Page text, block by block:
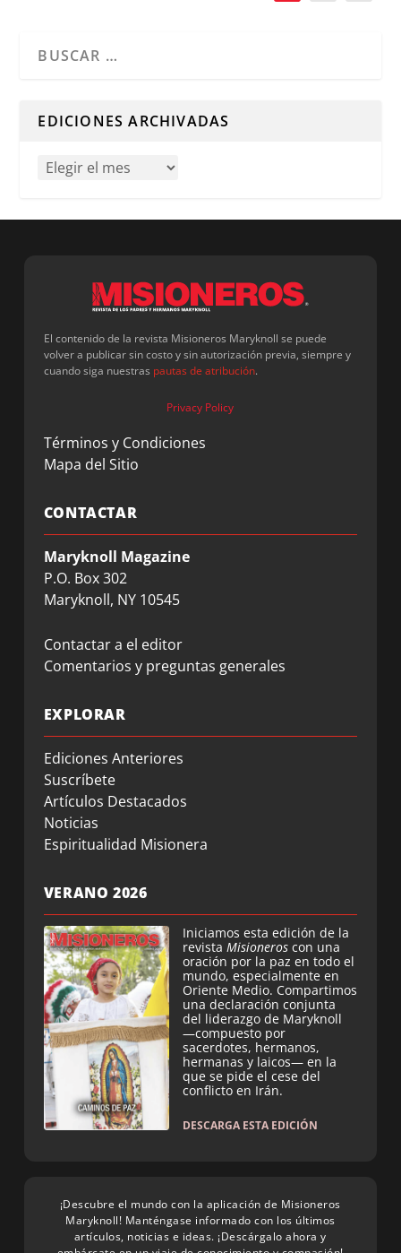
EDICIONES ARCHIVADAS
El contenido de la revista Misioneros Maryknoll se puede
volver a publicar sin costo y sin autorización previa, siempre y
cuando siga nuestras pautas de atribución.
Privacy Policy
Términos y Condiciones
Mapa del Sitio
CONTACTAR
Maryknoll Magazine
P.O. Box 302
Maryknoll, NY 10545
Contactar a el editor
Comentarios y preguntas generales
EXPLORAR
Ediciones Anteriores
Suscríbete
Artículos Destacados
Noticias
Espiritualidad Misionera
VERANO 2026
Iniciamos esta edición de la
revista Misioneros con una
oración por la paz en todo el
mundo, especialmente en
Oriente Medio. Compartimos
una declaración conjunta
del liderazgo de Maryknoll
—compuesto por
sacerdotes, hermanos,
hermanas y laicos— en la
que se pide el cese del
conflicto en Irán.
DESCARGA ESTA EDICIÓN
¡Descubre el mundo con la aplicación de Misioneros
Maryknoll! Manténgase informado con los últimos
artículos, noticias e ideas. ¡Descárgalo ahora y